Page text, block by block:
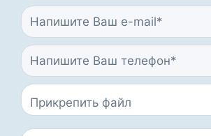
Прикрепить файл